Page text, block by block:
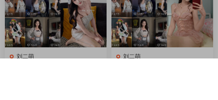
刘二萌 刘二萌